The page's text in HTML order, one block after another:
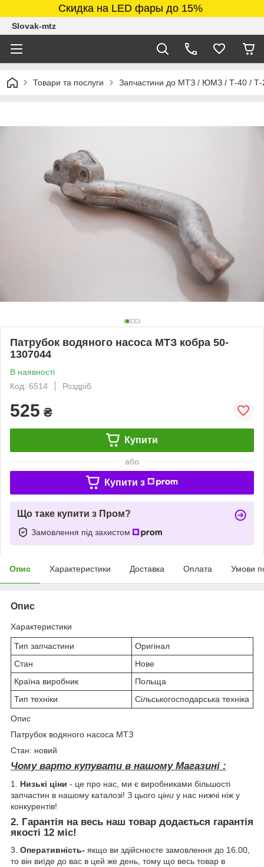
Скидка на LED фары до 15%
Slovak-mtz
Товари та послуги Запчастини до МТЗ / ЮМЗ / Т-40 /
Патрубок водяного насоса МТЗ кобра 50-
1307044
В наявності
Код: 6514
Роздріб
525 ₴
Купити
або
Купити з
Що таке купити з Пром?
Замовлення під захистом
Опис Характеристики Доставка Оплата Умови
Опис
Характеристики
Тип запчастини
Оригінал
Стан
Нове
Країна виробник
Польща
Тип техніки
Сільськогосподарська техніка
Опис
Патрубок водяного насоса МТЗ
Стан: новий
Чому варто купувати в нашому Магазині :
1. Низькі ціни - це про нас, ми є виробниками більшості
запчастин в нашому каталозі! З цього ціни у нас нижчі ніж у
конкурентів!
2. Гарантія на весь наш товар додається гарантія
якості 12 міс!
3. Оперативність- якщо ви здійснюєте замовлення до 16.00,
то він виїде до вас в цей же день, тому що весь товар в